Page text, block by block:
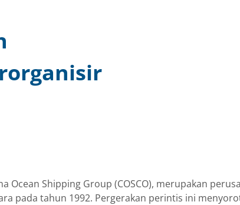
Ocean Shipping Group (COSCO), merupakan
pada tahun 1992. Pergerakan perintis ini